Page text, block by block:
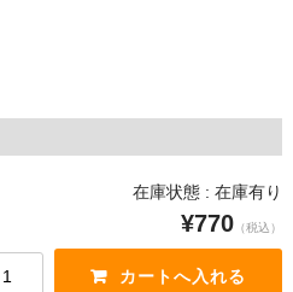
在庫状態 : 在庫有り
¥770 （税込）